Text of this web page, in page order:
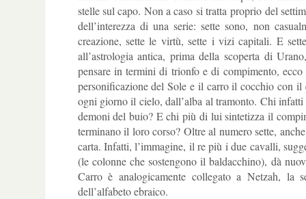
stelle sul capo. Non a caso si tratta proprio del
dell’interezza di una serie: sette sono, non
creazione, sette le virtù, sette i vizi capitali. E
all’astrologia antica, prima della scoperta di
pensare in termini di trionfo e di compimento,
personificazione del Sole e il carro il cocchio con
ogni giorno il cielo, dall’alba al tramonto. Chi
demoni del buio? E chi più di lui sintetizza il
terminano il loro corso? Oltre al numero sette,
carta. Infatti, l’immagine, il re più i due cavalli,
(le colonne che sostengono il baldacchino), dà
Carro è analogicamente collegato a Netzah,
dell’alfabeto ebraico.